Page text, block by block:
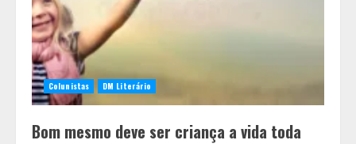
Colunistas DM Literário
Bom mesmo deve ser criança a vida toda